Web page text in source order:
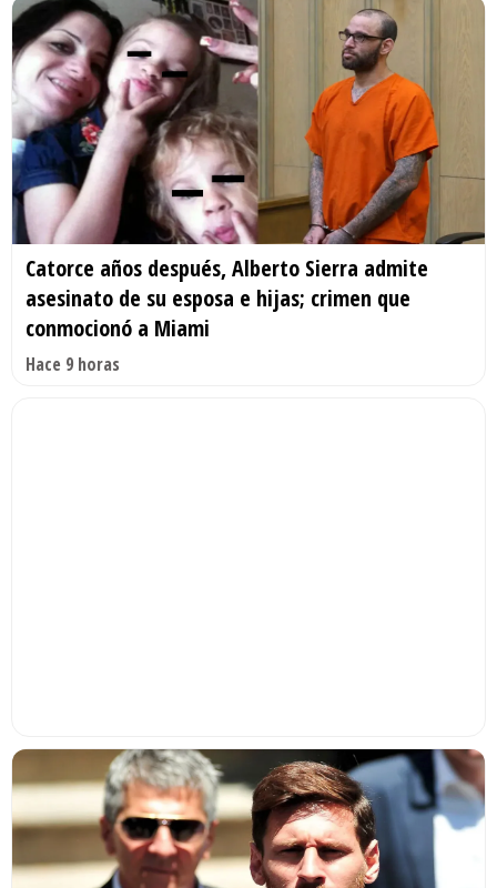
Catorce años después, Alberto Sierra admite
asesinato de su esposa e hijas; crimen que
conmocionó a Miami
Hace 9 horas